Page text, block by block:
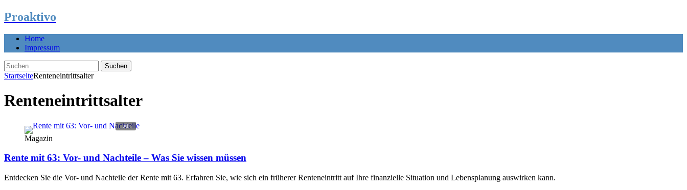
Proaktivo
Home
Impressum
Suchen
nach:
StartseiteRenteneintrittsalter
Renteneintrittsalter
Magazin
Rente mit 63: Vor- und Nachteile – Was Sie wissen müssen
Entdecken Sie die Vor- und Nachteile der Rente mit 63. Erfahren Sie, wie sich ein früherer Renteneintritt auf Ihre finanzielle Situation und Lebensplanung auswirken kann.